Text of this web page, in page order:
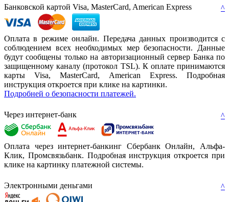
^
Банковской картой Visa, MasterCard, American Express
Оплата в режиме онлайн. Передача данных производится с
соблюдением всех необходимых мер безопасности. Данные
будут сообщены только на авторизационный сервер Банка по
защищенному каналу (протокол TSL). К оплате принимаются
карты Visa, MasterCard, American Express. Подробная
инструкция откроется при клике на картинки.
Подробней о безопасности платежей.
^
Через интернет-банк
Оплата через интернет-банкинг Сбербанк Онлайн, Альфа-
Клик, Промсвязьбанк. Подробная инструкция откроется при
клике на картинку платежной системы.
^
Электронными деньгами